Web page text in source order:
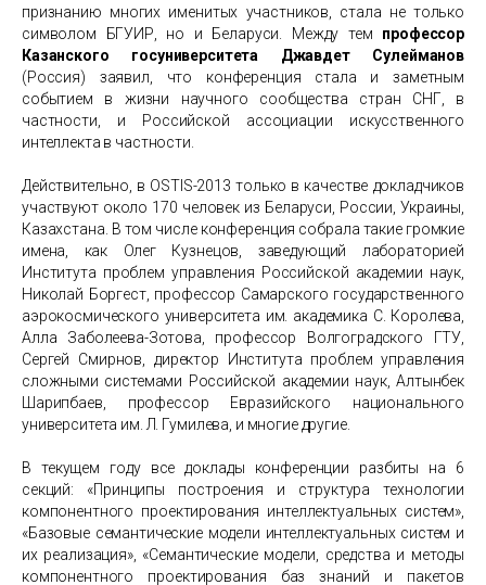
признанию многих именитых участников, стала не только
символом БГУИР, но и Беларуси. Между тем профессор
Казанского госуниверситета Джавдет Сулейманов
(Россия) заявил, что конференция стала и заметным
событием в жизни научного сообщества стран СНГ, в
частности, и Российской ассоциации искусственного
интеллекта в частности.
Действительно, в ОSTIS-2013 только в качестве докладчиков
участвуют около 170 человек из Беларуси, России, Украины,
Казахстана. В том числе конференция собрала такие громкие
имена, как Олег Кузнецов, заведующий лабораторией
Института проблем управления Российской академии наук,
Николай Боргест, профессор Самарского государственного
аэрокосмического университета им. академика С. Королева,
Алла Заболеева-Зотова, профессор Волгоградского ГТУ,
Сергей Смирнов, директор Института проблем управления
сложными системами Российской академии наук, Алтынбек
Шарипбаев, профессор Евразийского национального
университета им. Л. Гумилева, и многие другие.
В текущем году все доклады конференции разбиты на 6
секций: «Принципы построения и структура технологии
компонентного проектирования интеллектуальных систем»,
«Базовые семантические модели интеллектуальных систем и
их реализация», «Семантические модели, средства и методы
компонентного проектирования баз знаний и пакетов